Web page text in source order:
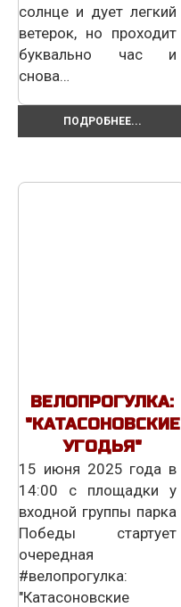
солнце и дует легкий
ветерок, но проходит
буквально час и
снова…
ПОДРОБНЕЕ...
ВЕЛОПРОГУЛКА:
"КАТАСОНОВСКИЕ
УГОДЬЯ"
15 июня 2025 года в
14:00 с площадки у
входной группы парка
Победы стартует
очередная
#велопрогулка:
"Катасоновские